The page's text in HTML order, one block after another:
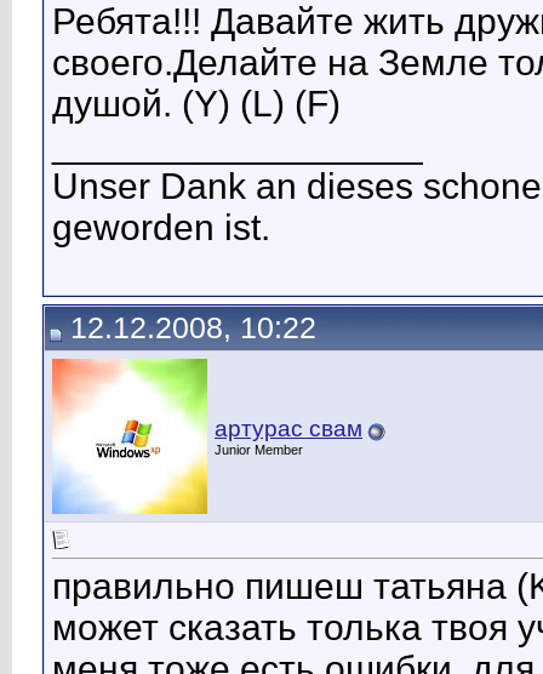
Ребята!!! Давайте жить
своего.Делайте на Земле
душой. (Y) (L) (F)
Unser Dank an dieses
geworden ist.
12.12.2008, 10:22
артурас свам
Junior Member
правильно пишеш татьяна
может сказать толька твоя